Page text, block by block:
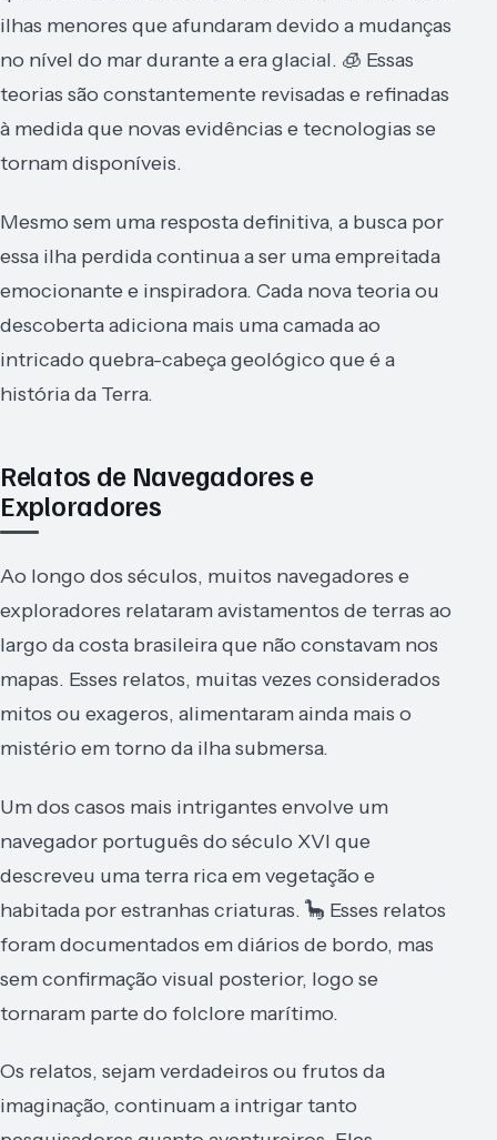
ilhas menores que afundaram devido a mudanças
no nível do mar durante a era glacial. 🧊 Essas
teorias são constantemente revisadas e refinadas
à medida que novas evidências e tecnologias se
tornam disponíveis.
Mesmo sem uma resposta definitiva, a busca por
essa ilha perdida continua a ser uma empreitada
emocionante e inspiradora. Cada nova teoria ou
descoberta adiciona mais uma camada ao
intricado quebra-cabeça geológico que é a
história da Terra.
Relatos de Navegadores e
Exploradores
Ao longo dos séculos, muitos navegadores e
exploradores relataram avistamentos de terras ao
largo da costa brasileira que não constavam nos
mapas. Esses relatos, muitas vezes considerados
mitos ou exageros, alimentaram ainda mais o
mistério em torno da ilha submersa.
Um dos casos mais intrigantes envolve um
navegador português do século XVI que
descreveu uma terra rica em vegetação e
habitada por estranhas criaturas. 🦕 Esses relatos
foram documentados em diários de bordo, mas
sem confirmação visual posterior, logo se
tornaram parte do folclore marítimo.
Os relatos, sejam verdadeiros ou frutos da
imaginação, continuam a intrigar tanto